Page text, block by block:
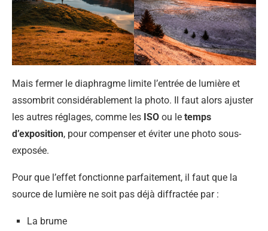
Mais fermer le diaphragme limite l’entrée de lumière et
assombrit considérablement la photo. Il faut alors ajuster
les autres réglages, comme les ISO ou le temps
d’exposition, pour compenser et éviter une photo sous-
exposée.
Pour que l’effet fonctionne parfaitement, il faut que la
source de lumière ne soit pas déjà diffractée par :
La brume